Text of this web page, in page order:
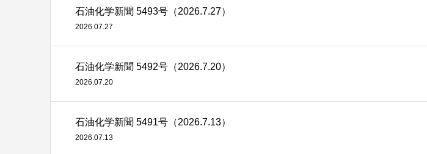
石油化学新聞 5493号（2026.7.27）
2026.07.27
石油化学新聞 5492号（2026.7.20）
2026.07.20
石油化学新聞 5491号（2026.7.13）
2026.07.13